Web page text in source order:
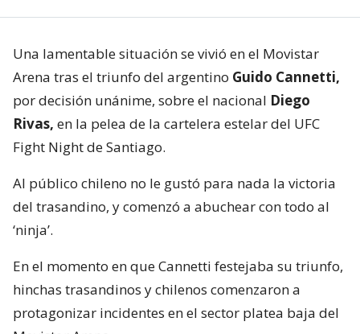
Una lamentable situación se vivió en el Movistar
Arena tras el triunfo del argentino Guido Cannetti,
por decisión unánime, sobre el nacional Diego
Rivas, en la pelea de la cartelera estelar del UFC
Fight Night de Santiago.
Al público chileno no le gustó para nada la victoria
del trasandino, y comenzó a abuchear con todo al
‘ninja’.
En el momento en que Cannetti festejaba su triunfo,
hinchas trasandinos y chilenos comenzaron a
protagonizar incidentes en el sector platea baja del